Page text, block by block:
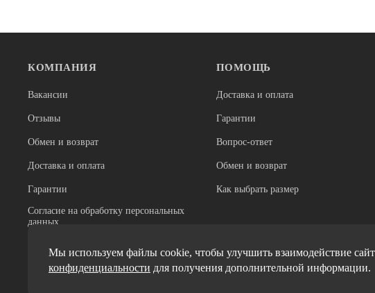
В наличии
28"х53мм, перед. 600мм, зад. 1070мм,
3 200
В наличии
Крыло для велосипеда
28" 52 мм чёрное
2 250
КОМПАНИЯ
Вакансии
Отзывы
Обмен и возврат
Доставка и оплата
Гарантии
Согласие на обработку персональных
данных
Миссия и ценности
ПОМОЩЬ
Доставка и оплата
Гарантии
Вопрос-ответ
Обмен и возврат
Как выбрать размер
Мы используем файлы cookie, чтобы улучшить взаимодействие
конфиденциальности для получения дополнительной информации.